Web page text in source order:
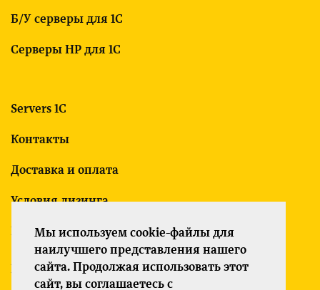
Б/У серверы для 1С
Серверы HP для 1С
Servers 1C
Контакты
Доставка и оплата
Условия лизинга
Гарантия
Политика конфиденциальности
Мы используем cookie-файлы для
наилучшего представления нашего
сайта. Продолжая использовать этот
сайт, вы соглашаетесь с